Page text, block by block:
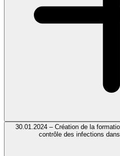
30.01.2024 – Création de la
contrôle des infections